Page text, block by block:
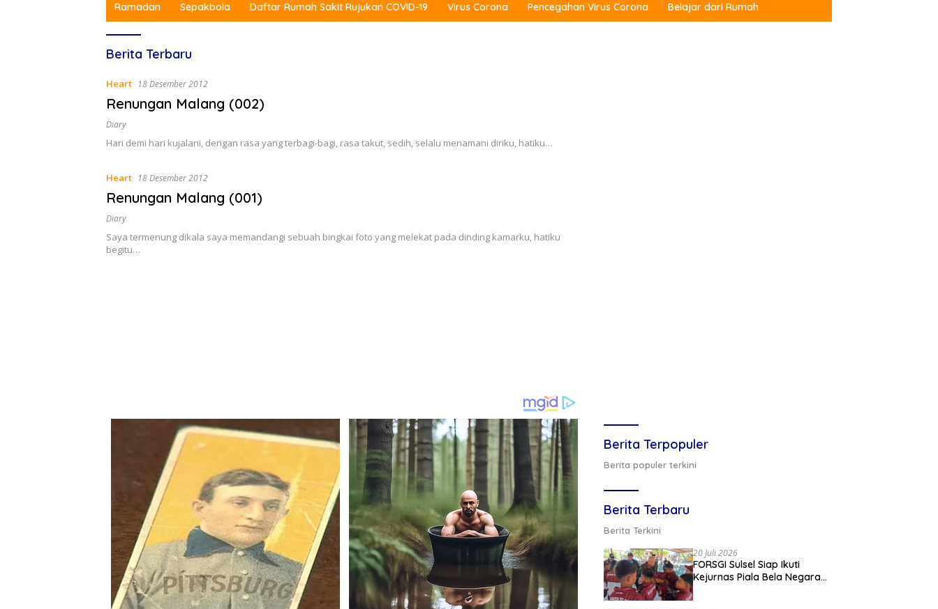
Ramadan Sepakbola Daftar Rumah Sakit Rujukan COVID-19 Virus Corona Pencegahan Virus Corona Belajar dari Rumah
Lines
Berita Terbaru
Heart 18 Desember 2012
Renungan Malang (002)
Diary
Hari demi hari kujalani, dengan rasa yang terbagi-bagi, rasa takut, sedih, selalu menamani diriku, hatiku…
Heart 18 Desember 2012
Renungan Malang (001)
Diary
Saya termenung dikala saya memandangi sebuah bingkai foto yang melekat pada dinding kamarku, hatiku
begitu…
Berita Terpopuler
Berita populer terkini
Berita Terbaru
Berita Terkini
20 Juli 2026
FORSGI Sulsel Siap Ikuti
Kejurnas Piala Bela Negara